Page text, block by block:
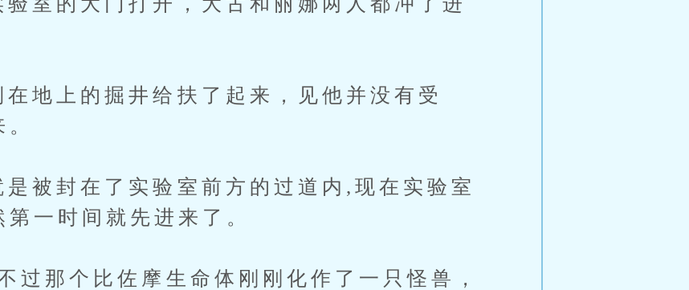
上的掘井给扶了起来，见他并没有受
封在了实验室前方的过道内,现在实验室
一时间就先进来了。
个比佐摩生命体刚刚化作了一只怪兽，